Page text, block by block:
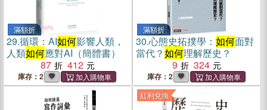
滿額折
29.循環：AI如何影響人類，
人類如何應對AI（簡體書）
87
412
庫存：2
滿額折
30.心態史拓撲學： 如何面對
當代？如何理解歷史？
9
324
庫存：2
紅利兌換